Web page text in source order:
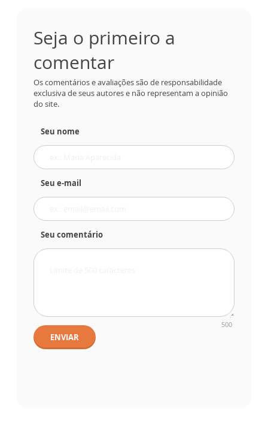
Seja o primeiro a
comentar
Os comentários e avaliações são de responsabilidade
exclusiva de seus autores e não representam a opinião
do site.
Seu nome
Seu e-mail
Seu comentário
500
ENVIAR